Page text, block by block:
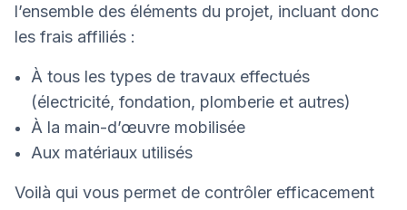
l’ensemble des éléments du projet, incluant donc
les frais affiliés :
À tous les types de travaux effectués
(électricité, fondation, plomberie et autres)
À la main-d’œuvre mobilisée
Aux matériaux utilisés
Voilà qui vous permet de contrôler efficacement